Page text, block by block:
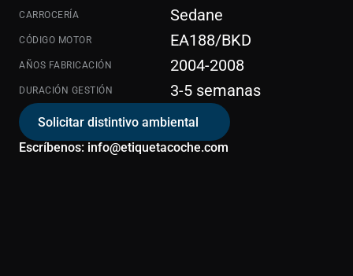
CARROCERÍA Sedane
CÓDIGO MOTOR EA188/BKD
AÑOS FABRICACIÓN 2004-2008
DURACIÓN GESTIÓN 3-5 semanas
Solicitar distintivo ambiental
Escríbenos: info@etiquetacoche.com